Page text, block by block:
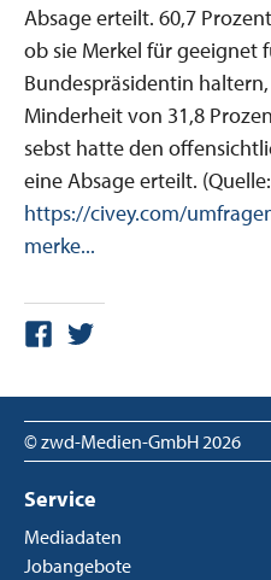
Absage erteilt. 60,7
ob sie Merkel für geeignet
Bundespräsidentin
Minderheit von 31,8
sebst hatte den
eine Absage erteilt. (Quelle:
https://civey.com/
merke...
© zwd-Medien-GmbH2026
Service
Mediadaten
Jobangebote